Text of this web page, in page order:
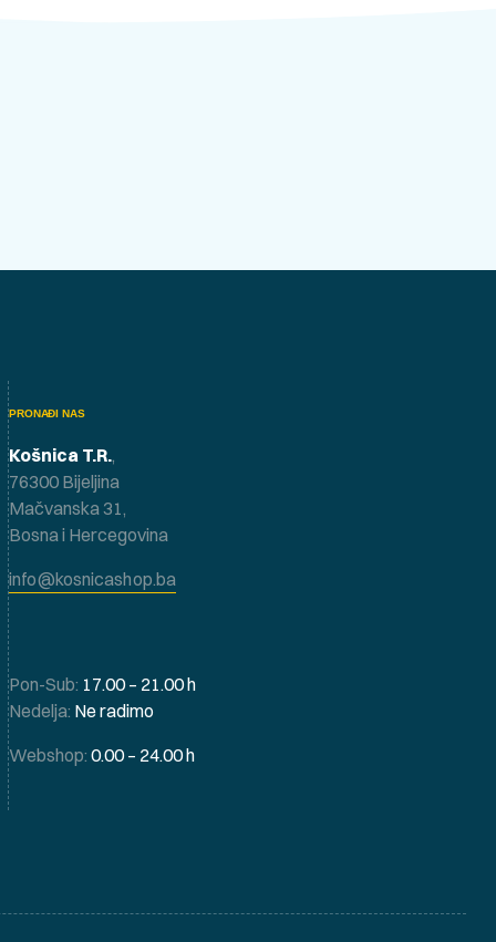
PRONAĐI NAS
Košnica T.R.,
76300 Bijeljina
Mačvanska 31,
Bosna i Hercegovina
info@kosnicashop.ba
Pon-Sub: 17.00 – 21.00 h
Nedelja: Ne radimo
Webshop:0.00 – 24.00 h